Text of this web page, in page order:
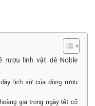
rượu linh vật dê Noble
lịch sử của dòng rượu
gia trong ngày tết cổ